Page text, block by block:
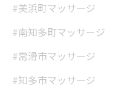
#美浜町マッサージ
#南知多町マッサージ
#常滑市マッサージ
#知多市マッサージ